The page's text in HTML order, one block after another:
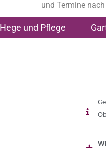
und Termine
Hege und Pflege